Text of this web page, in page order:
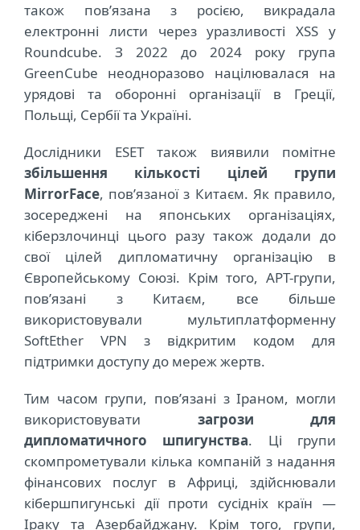
також пов’язана з росією, викрадала
електронні листи через уразливості XSS у
Roundcube. З 2022 до 2024 року група
GreenCube неодноразово націлювалася на
урядові та оборонні організації в Греції,
Польщі, Сербії та Україні.
Дослідники ESET також виявили помітне
збільшення кількості цілей групи
MirrorFace, пов’язаної з Китаєм. Як правило,
зосереджені на японських організаціях,
кіберзлочинці цього разу також додали до
свої цілей дипломатичну організацію в
Європейському Союзі. Крім того, APT-групи,
пов’язані з Китаєм, все більше
використовували мультиплатформенну
SoftEther VPN з відкритим кодом для
підтримки доступу до мереж жертв.
Тим часом групи, пов’язані з Іраном, могли
використовувати загрози для
дипломатичного шпигунства. Ці групи
скомпрометували кілька компаній з надання
фінансових послуг в Африці, здійснювали
кібершпигунські дії проти сусідніх країн ―
Іраку та Азербайджану. Крім того, групи,